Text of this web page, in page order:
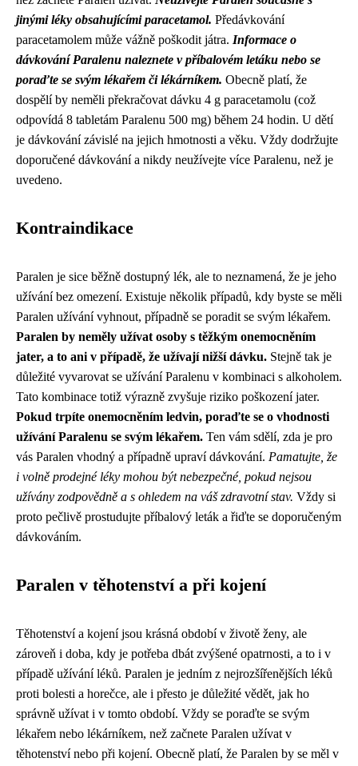
jinými léky obsahujícími paracetamol. Předávkování
paracetamolem může vážně poškodit játra. Informace o
dávkování Paralenu naleznete v příbalovém letáku nebo se
poraďte se svým lékařem či lékárníkem. Obecně platí, že
dospělí by neměli překračovat dávku 4 g paracetamolu (což
odpovídá 8 tabletám Paralenu 500 mg) během 24 hodin. U dětí
je dávkování závislé na jejich hmotnosti a věku. Vždy dodržujte
doporučené dávkování a nikdy neužívejte více Paralenu, než je
uvedeno.
Kontraindikace
Paralen je sice běžně dostupný lék, ale to neznamená, že je jeho
užívání bez omezení. Existuje několik případů, kdy byste se měli
Paralen užívání vyhnout, případně se poradit se svým lékařem.
Paralen by neměly užívat osoby s těžkým onemocněním
jater, a to ani v případě, že užívají nižší dávku. Stejně tak je
důležité vyvarovat se užívání Paralenu v kombinaci s alkoholem.
Tato kombinace totiž výrazně zvyšuje riziko poškození jater.
Pokud trpíte onemocněním ledvin, poraďte se o vhodnosti
užívání Paralenu se svým lékařem. Ten vám sdělí, zda je pro
vás Paralen vhodný a případně upraví dávkování. Pamatujte, že
i volně prodejné léky mohou být nebezpečné, pokud nejsou
užívány zodpovědně a s ohledem na váš zdravotní stav. Vždy si
proto pečlivě prostudujte příbalový leták a řiďte se doporučeným
dávkováním.
Paralen v těhotenství a při kojení
Těhotenství a kojení jsou krásná období v životě ženy, ale
zároveň i doba, kdy je potřeba dbát zvýšené opatrnosti, a to i v
případě užívání léků. Paralen je jedním z nejrozšířenějších léků
proti bolesti a horečce, ale i přesto je důležité vědět, jak ho
správně užívat i v tomto období. Vždy se poraďte se svým
lékařem nebo lékárníkem, než začnete Paralen užívat v
těhotenství nebo při kojení. Obecně platí, že Paralen by se měl v